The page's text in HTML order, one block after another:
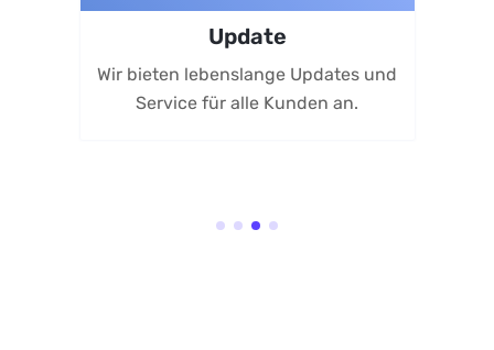
Update
Wir bieten lebenslange Updates und
Service für alle Kunden an.